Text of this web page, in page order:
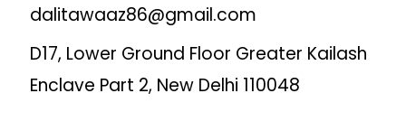
dalitawaaz86@gmail.com
D17, Lower Ground Floor Greater Kailash
Enclave Part 2, New Delhi 110048